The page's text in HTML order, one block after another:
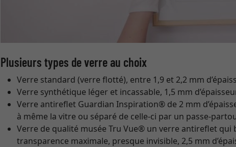
Plusieurs types de verre au choix
Verre standard (verre flotté), entre 1,9 et 2,2 mm
Verre synthétique léger et incassable, 1,5 mm
Verre antireflet Guardian Inspiration® de 2 mm
à même la vitre ou séparé de celle-ci par un passe-
Verre de qualité musée Tru Vue® un verre antireflet qui
transparence maximale, presque invisible, 2,5 mm